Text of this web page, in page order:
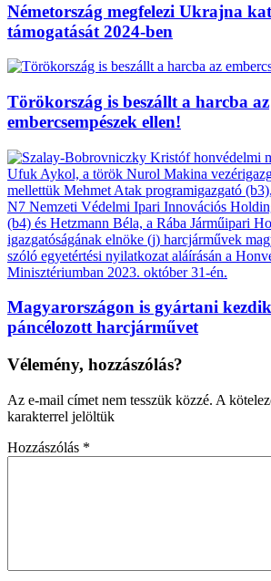
Németország megfelezi Ukrajna
támogatását 2024-ben
Törökország is beszállt a harcba az
embercsempészek ellen!
Magyarországon is gyártani
páncélozott harcjárművet
Vélemény, hozzászólás?
Az e-mail címet nem tesszük közzé. A
karakterrel jelöltük
Hozzászólás *